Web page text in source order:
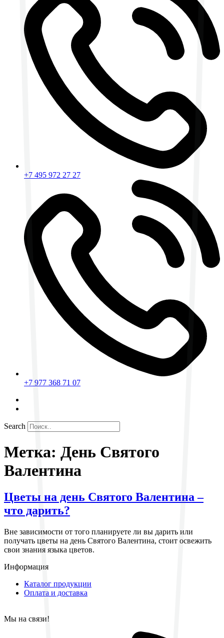
+7 495 972 27 27
+7 977 368 71 07
Search
Метка: День Святого
Валентина
Цветы на день Святого Валентина –
что дарить?
Вне зависимости от того планируете ли вы дарить или
получать цветы на день Святого Валентина, стоит освежить
свои знания языка цветов.
Информация
Каталог продукции
Оплата и доставка
Мы на связи!